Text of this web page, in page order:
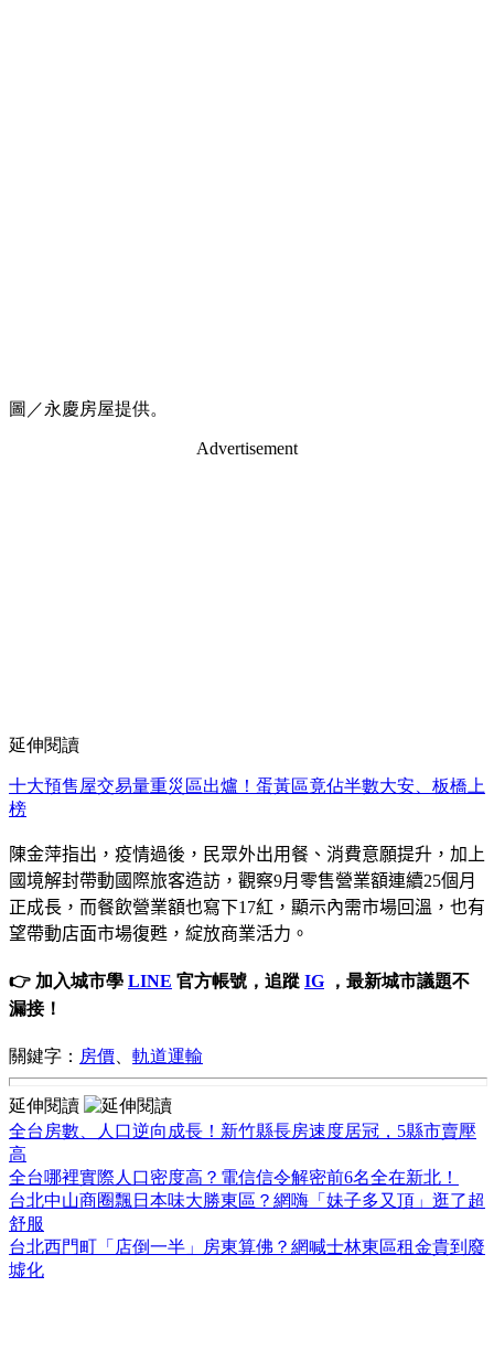
圖／永慶房屋提供。
Advertisement
延伸閱讀
十大預售屋交易量重災區出爐！蛋黃區竟佔半數大安、板橋上
榜
陳金萍指出，疫情過後，民眾外出用餐、消費意願提升，加上
國境解封帶動國際旅客造訪 ， 觀察9月零售營業額連續25個月
正成長，而餐飲營業額也寫下17紅，顯示內需市場回溫，也有
望帶動店面市場復甦，綻放商業活力。
👉 加入城市學 LINE 官方帳號，追蹤 IG ，最新城市議題不
漏接！
關鍵字： 房價 軌道運輸
延伸閱讀
全台房數、人口逆向成長！新竹縣長房速度居冠，5縣市賣壓
高
全台哪裡實際人口密度高？電信信令解密前6名全在新北！
台北中山商圈飄日本味大勝東區？網嗨「妹子多又頂」逛了超
舒服
台北西門町「店倒一半」房東算佛？網喊士林東區租金貴到廢
墟化